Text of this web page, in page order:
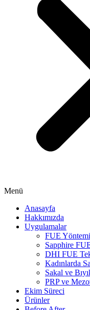
Menü
Anasayfa
Hakkımızda
Uygulamalar
FUE
Sapphire
DHI FUE
Kadınlarda
Sakal ve
PRP ve
Ekim Süreci
Ürünler